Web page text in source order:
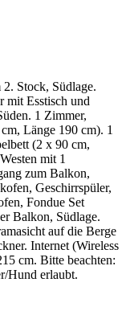
Stock, Südlage.
mit Esstisch und
1 Zimmer,
Länge 190 cm). 1
(2 x 90 cm,
mit 1
zum Balkon,
Geschirrspüler,
Fondue Set
Balkon, Südlage.
auf die Berge
Internet (Wireless
cm. Bitte beachten:
Hund erlaubt.